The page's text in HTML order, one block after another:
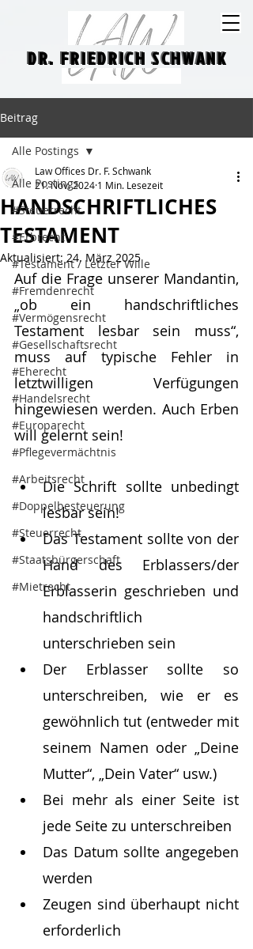
DR. FRIEDRICH SCHWANK
DR. FRIEDRICH SCHWANK
Beitrag
Alle Postings
#Steuerrecht
#Erbrecht
#Testament / Letzter Wille
#Fremdenrecht
#Vermögensrecht
#Gesellschaftsrecht
#Eherecht
#Handelsrecht
#Europarecht
#Pflegevermächtnis
#Arbeitsrecht
#Doppelbesteuerung
#Steuerrecht
#Staatsbürgerschaft
#Mietrecht
Alle Postings
HANDSCHRIFTLICHES
TESTAMENT
Law Offices Dr. F. Schwank
21. Nov. 2024 1 Min. Lesezeit
Aktualisiert: 24. März 2025
Auf die Frage unserer Mandantin,
„ob ein handschriftliches
Testament lesbar sein muss“,
muss auf typische Fehler in
letztwilligen Verfügungen
hingewiesen werden. Auch Erben
will gelernt sein!
Die Schrift sollte unbedingt
lesbar sein!
Das Testament sollte von der
Hand des Erblassers/der
Erblasserin geschrieben und
handschriftlich
unterschrieben sein
Der Erblasser sollte so
unterschreiben, wie er es
gewöhnlich tut (entweder mit
seinem Namen oder „Deine
Mutter“, „Dein Vater“ usw.)
Bei mehr als einer Seite ist
jede Seite zu unterschreiben
Das Datum sollte angegeben
werden
Zeugen sind überhaupt nicht
erforderlich